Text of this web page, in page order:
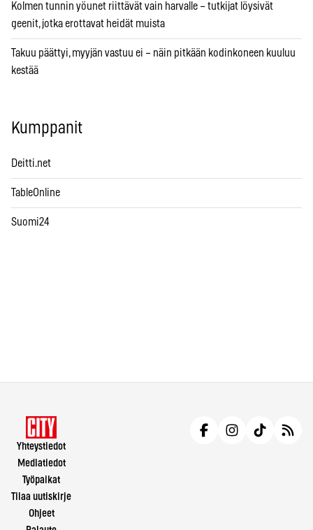
Kolmen tunnin yöunet riittävät vain harvalle – tutkijat löysivät
geenit, jotka erottavat heidät muista
Takuu päättyi, myyjän vastuu ei – näin pitkään kodinkoneen kuuluu
kestää
Kumppanit
Deitti.net
TableOnline
Suomi24
Yhteystiedot
Mediatiedot
Työpaikat
Tilaa uutiskirje
Ohjeet